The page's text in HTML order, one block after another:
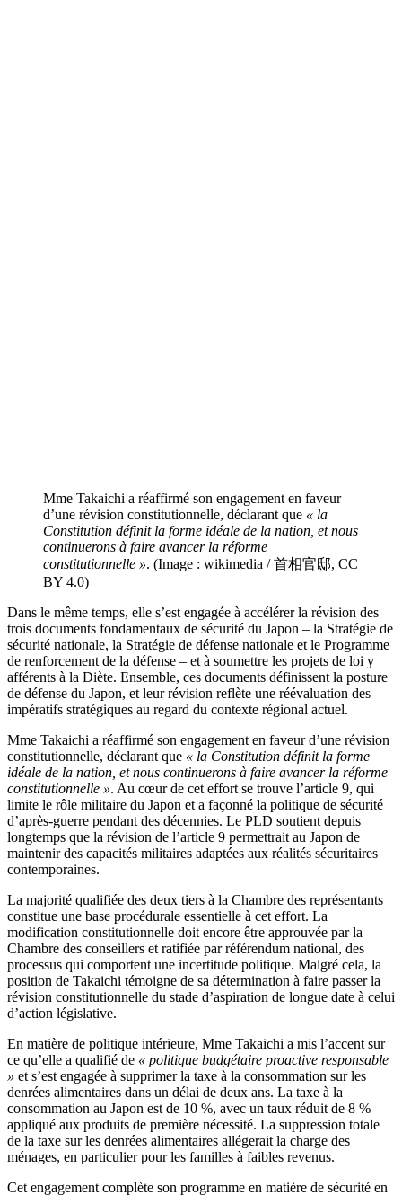
Mme Takaichi a réaffirmé son engagement en faveur
d’une révision constitutionnelle, déclarant que « la
Constitution définit la forme idéale de la nation, et nous
continuerons à faire avancer la réforme
constitutionnelle ». (Image : wikimedia / 首相官邸, CC
BY 4.0)
Dans le même temps, elle s’est engagée à accélérer la révision des
trois documents fondamentaux de sécurité du Japon – la Stratégie de
sécurité nationale, la Stratégie de défense nationale et le Programme
de renforcement de la défense – et à soumettre les projets de loi y
afférents à la Diète. Ensemble, ces documents définissent la posture
de défense du Japon, et leur révision reflète une réévaluation des
impératifs stratégiques au regard du contexte régional actuel.
Mme Takaichi a réaffirmé son engagement en faveur d’une révision
constitutionnelle, déclarant que « la Constitution définit la forme
idéale de la nation, et nous continuerons à faire avancer la réforme
constitutionnelle ». Au cœur de cet effort se trouve l’article 9, qui
limite le rôle militaire du Japon et a façonné la politique de sécurité
d’après-guerre pendant des décennies. Le PLD soutient depuis
longtemps que la révision de l’article 9 permettrait au Japon de
maintenir des capacités militaires adaptées aux réalités sécuritaires
contemporaines.
La majorité qualifiée des deux tiers à la Chambre des représentants
constitue une base procédurale essentielle à cet effort. La
modification constitutionnelle doit encore être approuvée par la
Chambre des conseillers et ratifiée par référendum national, des
processus qui comportent une incertitude politique. Malgré cela, la
position de Takaichi témoigne de sa détermination à faire passer la
révision constitutionnelle du stade d’aspiration de longue date à celui
d’action législative.
En matière de politique intérieure, Mme Takaichi a mis l’accent sur
ce qu’elle a qualifié de « politique budgétaire proactive responsable
» et s’est engagée à supprimer la taxe à la consommation sur les
denrées alimentaires dans un délai de deux ans. La taxe à la
consommation au Japon est de 10 %, avec un taux réduit de 8 %
appliqué aux produits de première nécessité. La suppression totale
de la taxe sur les denrées alimentaires allégerait la charge des
ménages, en particulier pour les familles à faibles revenus.
Cet engagement complète son programme en matière de sécurité en